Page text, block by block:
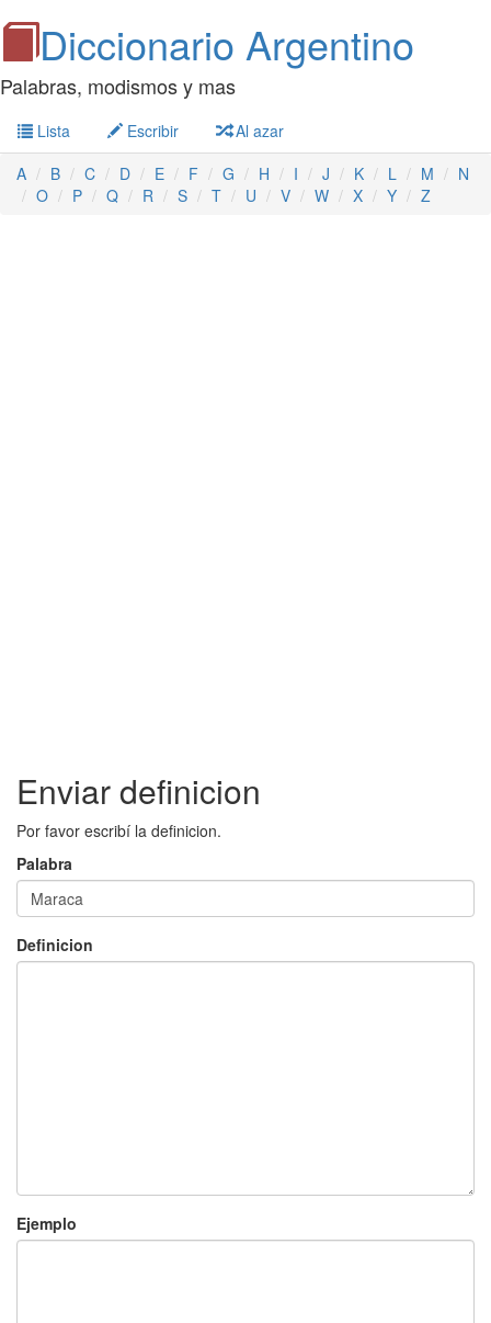
Diccionario Argentino
Palabras, modismos y mas
Lista Escribir
Al azar
A
B C D E F G H I J K L M
N
O
P Q R S T U V W X Y Z
Enviar definicion
Por favor escribí la definicion.
Palabra
Definicion
Ejemplo